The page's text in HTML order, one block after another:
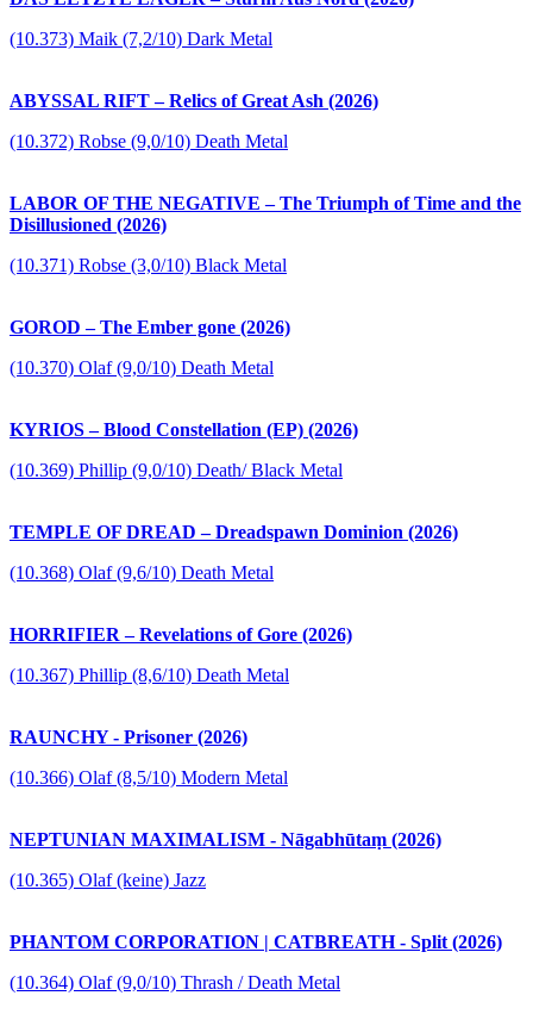
(10.373) Maik (7,2/10) Dark Metal
ABYSSAL RIFT – Relics of Great Ash (2026)
(10.372) Robse (9,0/10) Death Metal
LABOR OF THE NEGATIVE – The Triumph of Time and the
Disillusioned (2026)
(10.371) Robse (3,0/10) Black Metal
GOROD – The Ember gone (2026)
(10.370) Olaf (9,0/10) Death Metal
KYRIOS – Blood Constellation (EP) (2026)
(10.369) Phillip (9,0/10) Death/ Black Metal
TEMPLE OF DREAD – Dreadspawn Dominion (2026)
(10.368) Olaf (9,6/10) Death Metal
HORRIFIER – Revelations of Gore (2026)
(10.367) Phillip (8,6/10) Death Metal
RAUNCHY - Prisoner (2026)
(10.366) Olaf (8,5/10) Modern Metal
NEPTUNIAN MAXIMALISM - Nāgabhūtaṃ (2026)
(10.365) Olaf (keine) Jazz
PHANTOM CORPORATION | CATBREATH - Split (2026)
(10.364) Olaf (9,0/10) Thrash / Death Metal